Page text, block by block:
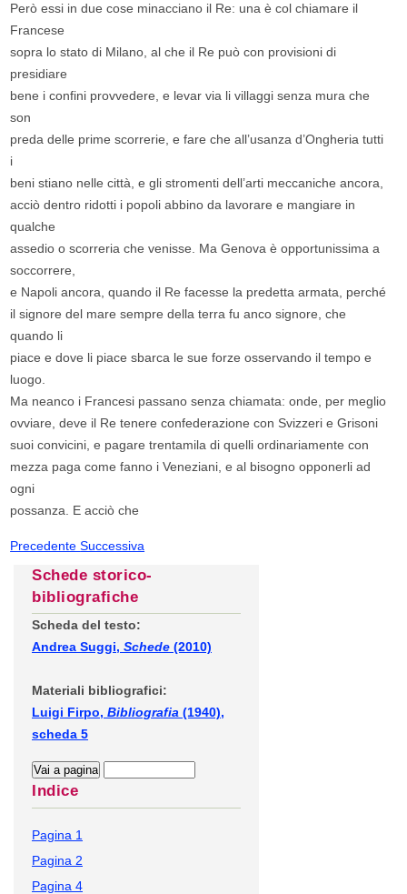
Però essi in due cose minacciano il Re: una è col chiamare il
Francese
sopra lo stato di Milano, al che il Re può con provisioni di
presidiare
bene i confini provvedere, e levar via li villaggi senza mura che
son
preda delle prime scorrerie, e fare che all’usanza d’Ongheria tutti
i
beni stiano nelle città, e gli stromenti dell’arti meccaniche ancora,
acciò dentro ridotti i popoli abbino da lavorare e mangiare in
qualche
assedio o scorreria che venisse. Ma Genova è opportunissima a
soccorrere,
e Napoli ancora, quando il Re facesse la predetta armata, perché
il signore del mare sempre della terra fu anco signore, che
quando li
piace e dove li piace sbarca le sue forze osservando il tempo e
luogo.
Ma neanco i Francesi passano senza chiamata: onde, per meglio
ovviare, deve il Re tenere confederazione con Svizzeri e Grisoni
suoi convicini, e pagare trentamila di quelli ordinariamente con
mezza paga come fanno i Veneziani, e al bisogno opponerli ad
ogni
possanza. E acciò che
PrecedenteSuccessiva
Schede storico-
bibliografiche
Scheda del testo:
Andrea Suggi, Schede (2010)
Materiali bibliografici:
Luigi Firpo, Bibliografia (1940),
scheda 5
Indice
Pagina 1
Pagina 2
Pagina 4